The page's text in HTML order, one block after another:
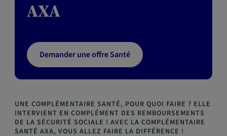
AXA
Demander une offre Santé
UNE COMPLÉMENTAIRE SANTÉ, POUR QUOI FAIRE ? ELLE
INTERVIENT EN COMPLÉMENT DES REMBOURSEMENTS
DE LA SÉCURITÉ SOCIALE ! AVEC LA COMPLÉMENTAIRE
SANTÉ AXA, VOUS ALLEZ FAIRE LA DIFFÉRENCE !